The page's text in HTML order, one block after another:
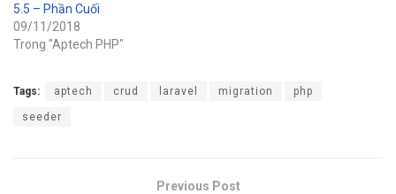
5.5 – Phần Cuối
09/11/2018
Trong "Aptech PHP"
Tags: aptech crud laravel migration php
seeder
Previous Post